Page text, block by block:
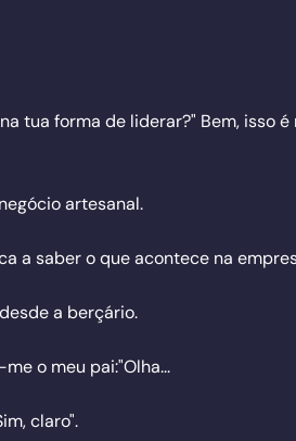
tua forma de liderar?" Bem, isso é
artesanal.
a saber o que acontece na
a berçário.
o meu pai:"Olha...
claro".